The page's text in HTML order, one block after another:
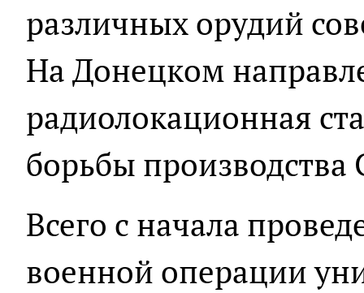
различных орудий
На Донецком
радиолокационная
борьбы
Всего с начала
военной операции